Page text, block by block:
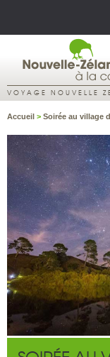
VOYAGE NOUVELLE
Accueil > Soirée au village